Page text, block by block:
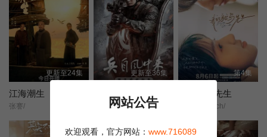
第11集 第12集 第13集
第15集 第16集
第17集 第18集 第19集
第21集 第22集
更新至24集
江海潮生
张謇/
更新至36集
兵自风中来
第4集
我的鸵鸟先生
My Mr. Ostrich/
正片
网站公告
欢迎观看，官方网站： www.716089